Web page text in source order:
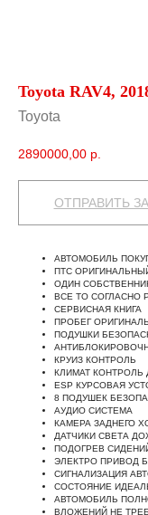
Toyota RAV4,
Toyota
2890000,00 р.
ОТПРАВИТЬ
АВТОМОБИЛЬ
ПТС
ОДИН
ВСЕ ТО СОГЛАСНО
СЕРВИСНАЯ КНИГА
ПРОБЕГ
ПОДУШКИ
КРУИЗ КОНТРОЛЬ
КЛИМАТ КОНТРОЛЬ
ESР КУРСОВАЯ
8 ПОДУШЕК
АУДИО СИСТЕМА
КАМЕРА ЗАДНЕГО
ДАТЧИКИ СВЕТА
ПОДОГРЕВ
ЭЛЕКТРО ПРИВОД
СИГНАЛИЗАЦИЯ
СОСТОЯНИЕ
АВТОМОБИЛЬ
ВЛОЖЕНИЙ НЕ